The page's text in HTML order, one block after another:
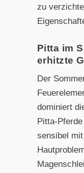
zu
Pitta im
erhitzte
Der
dominiert
Pitta-
sensibel